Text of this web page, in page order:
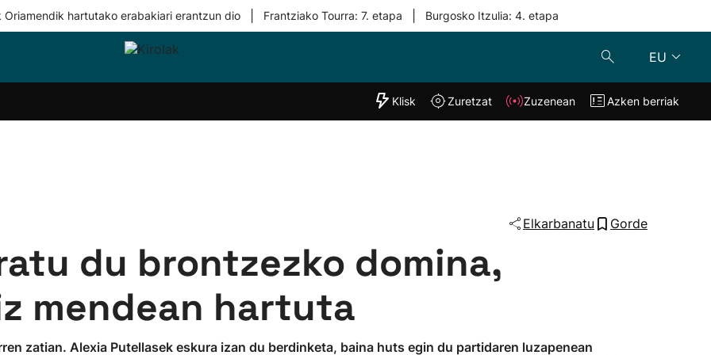
Oriamendik hartutako erabakiari erantzun dio Frantziako Tourra: 7. etapa Burgosko Itzulia: 4. etapa
EU
Taldeak
"Helmuga"
Klisk Zuzenean
Klisk Zuretzat Zuzenean Azken berriak
Elkarbanatu Gorde
du brontzezko domina,
mendean hartuta
zatian. Alexia Putellasek eskura izan du berdinketa, baina huts egin du partidaren luzapenean